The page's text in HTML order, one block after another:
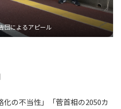
団によるアピール
の不当性」「菅首相の2050カ